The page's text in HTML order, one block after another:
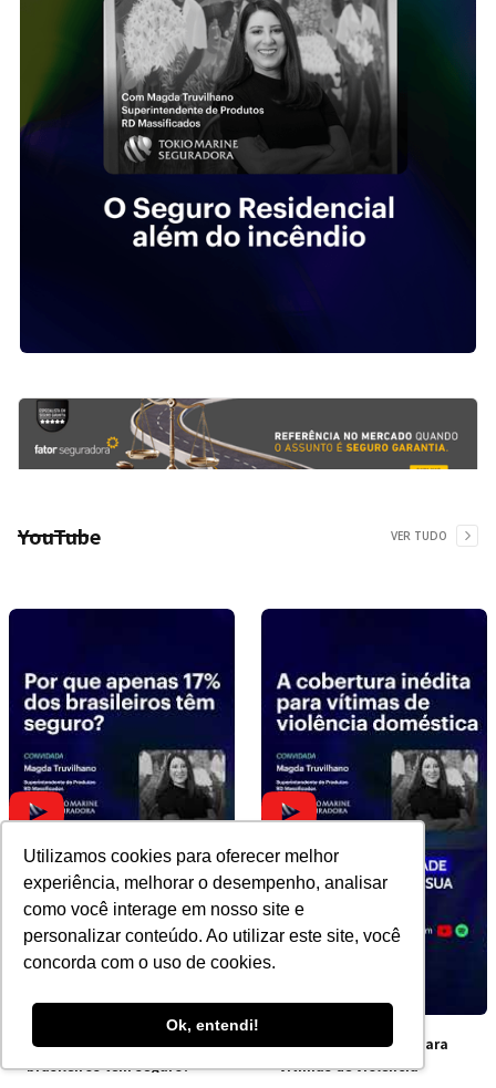
Utilizamos cookies para oferecer melhor
experiência, melhorar o desempenho, analisar
como você interage em nosso site e
personalizar conteúdo. Ao utilizar este site, você
concorda com o uso de cookies.
Ok, entendi!
YouTube VER TUDO
Por que apenas 17% dos
brasileiros têm seguro?
A cobertura inédita para
vítimas de violência